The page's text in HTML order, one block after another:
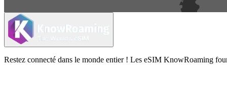
Restez connecté dans le monde entier ! Les eSIM KnowRoaming